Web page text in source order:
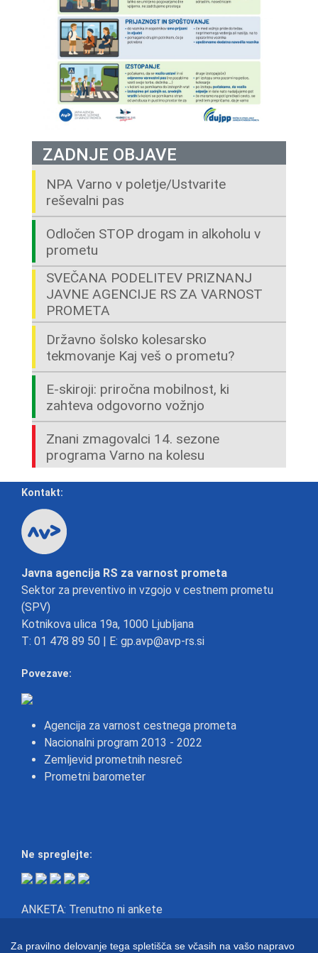
Za pravilno delovanje tega spletišča se včasih na vašo napravo
ZADNJE OBJAVE
NPA Varno v poletje/Ustvarite
reševalni pas
Odločen STOP drogam in alkoholu v
prometu
SVEČANA PODELITEV PRIZNANJ
JAVNE AGENCIJE RS ZA VARNOST
PROMETA
Državno šolsko kolesarsko
tekmovanje Kaj veš o prometu?
E-skiroji: priročna mobilnost, ki
zahteva odgovorno vožnjo
Znani zmagovalci 14. sezone
programa Varno na kolesu
Kontakt:
Javna agencija RS za varnost prometa
Sektor za preventivo in vzgojo v cestnem prometu
(SPV)
Kotnikova ulica 19a, 1000 Ljubljana
T: 01 478 89 50 | E: gp.avp@avp-rs.si
Povezave:
Agencija za varnost cestnega prometa
Nacionalni program 2013 - 2022
Zemljevid prometnih nesreč
Prometni barometer
Ne spreglejte:
ANKETA: Trenutno ni ankete
Prijava na eNovice